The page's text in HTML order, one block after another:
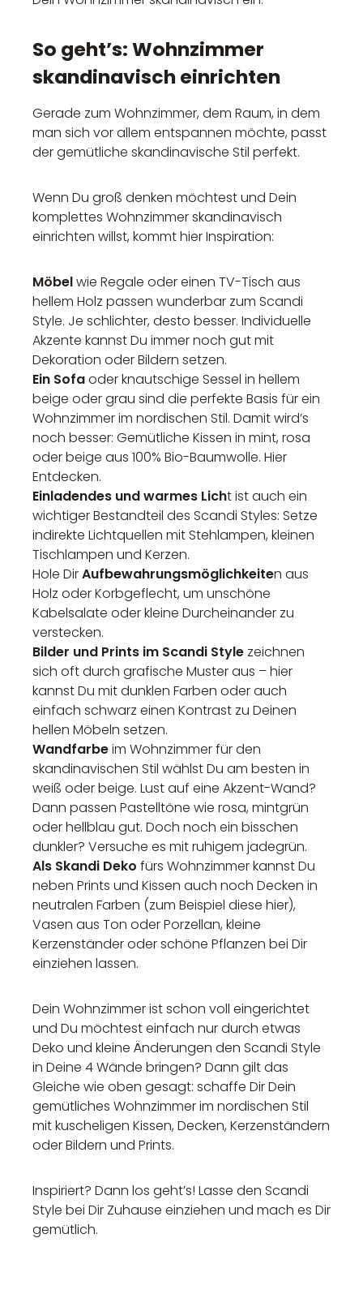
So geht’s: Wohnzimmer
skandinavisch einrichten
Gerade zum Wohnzimmer, dem Raum, in dem
man sich vor allem entspannen möchte, passt
der gemütliche skandinavische Stil perfekt.
Wenn Du groß denken möchtest und Dein
komplettes Wohnzimmer skandinavisch
einrichten willst, kommt hier Inspiration:
Möbelwie Regale oder einen TV-Tisch aus
hellem Holz passen wunderbar zum Scandi
Style. Je schlichter, desto besser. Individuelle
Akzente kannst Du immer noch gut mit
Dekoration oder Bildern setzen.
Ein Sofaoder knautschige Sessel in hellem
beige oder grau sind die perfekte Basis für ein
Wohnzimmer im nordischen Stil. Damit wird’s
noch besser: Gemütliche Kissen in mint, rosa
oder beige aus 100% Bio-Baumwolle. Hier
Entdecken.
Einladendes und warmes Licht ist auch ein
wichtiger Bestandteil des Scandi Styles: Setze
indirekte Lichtquellen mit Stehlampen, kleinen
Tischlampen und Kerzen.
Hole DirAufbewahrungsmöglichkeiten aus
Holz oder Korbgeflecht, um unschöne
Kabelsalate oder kleine Durcheinander zu
verstecken.
Bilder und Prints im Scandi Style zeichnen
sich oft durch grafische Muster aus – hier
kannst Du mit dunklen Farben oder auch
einfach schwarz einen Kontrast zu Deinen
hellen Möbeln setzen.
Wandfarbeim Wohnzimmer für den
skandinavischen Stil wählst Du am besten in
weiß oder beige. Lust auf eine Akzent-Wand?
Dann passen Pastelltöne wie rosa, mintgrün
oder hellblau gut. Doch noch ein bisschen
dunkler? Versuche es mit ruhigem jadegrün.
Als Skandi Deko fürs Wohnzimmer kannst Du
neben Prints und Kissen auch noch Decken in
neutralen Farben (zum Beispiel diese hier),
Vasen aus Ton oder Porzellan, kleine
Kerzenständer oder schöne Pflanzen bei Dir
einziehen lassen.
Dein Wohnzimmer ist schon voll eingerichtet
und Du möchtest einfach nur durch etwas
Deko und kleine Änderungen den Scandi Style
in Deine 4 Wände bringen? Dann gilt das
Gleiche wie oben gesagt: schaffe Dir Dein
gemütliches Wohnzimmer im nordischen Stil
mit kuscheligen Kissen, Decken, Kerzenständern
oder Bildern und Prints.
Inspiriert? Dann los geht’s! Lasse den Scandi
Style bei Dir Zuhause einziehen und mach es Dir
gemütlich.